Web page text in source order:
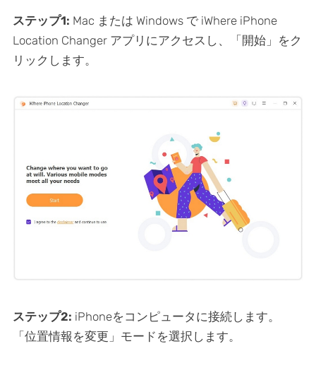
ステップ1: Mac または Windows で iWhere iPhone
Location Changer アプリにアクセスし、「開始」をク
リックします。
ステップ2: iPhoneをコンピュータに接続します。
「位置情報を変更」モードを選択します。